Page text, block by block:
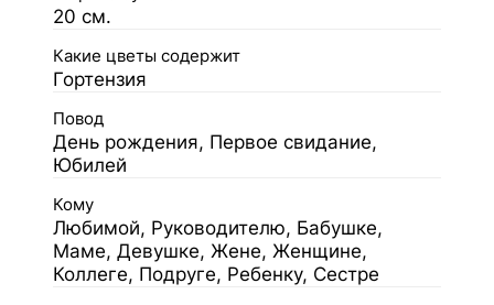
20 см.
Какие цветы содержит
Гортензия
Повод
День рождения, Первое свидание,
Юбилей
Кому
Любимой, Руководителю, Бабушке,
Маме, Девушке, Жене, Женщине,
Коллеге, Подруге, Ребенку, Сестре